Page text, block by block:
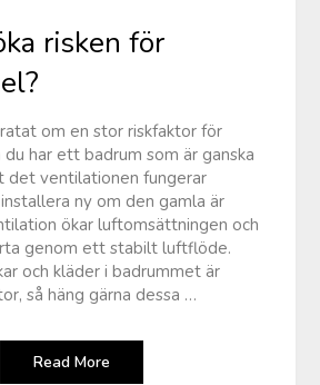
risken för
om en stor riskfaktor för
har ett badrum som är ganska
det ventilationen fungerar
ny om den gamla är
ökar luftomsättningen och
genom ett stabilt luftflöde.
och kläder i badrummet är
så häng gärna dessa …
Read More